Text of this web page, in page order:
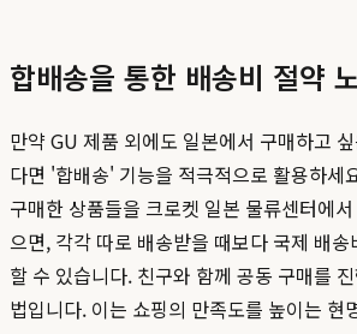
합배송을 통한 배송비 절약
만약 GU 제품 외에도 일본에서 구매하고
다면 '합배송' 기능을 적극적으로 활용하세
구매한 상품들을 크로켓 일본 물류센터에
으면, 각각 따로 배송받을 때보다 국제 배
할 수 있습니다. 친구와 함께 공동 구매를
법입니다. 이는 쇼핑의 만족도를 높이는 현